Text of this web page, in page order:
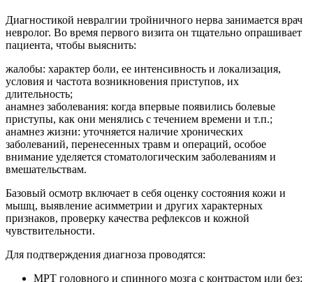
Диагностикой невралгии тройничного нерва занимается врач
невролог. Во время первого визита он тщательно опрашивает
пациента, чтобы выяснить:
жалобы: характер боли, ее интенсивность и локализация,
условия и частота возникновения приступов, их
длительность;
анамнез заболевания: когда впервые появились болевые
приступы, как они менялись с течением времени и т.п.;
анамнез жизни: уточняется наличие хронических
заболеваний, перенесенных травм и операций, особое
внимание уделяется стоматологическим заболеваниям и
вмешательствам.
Базовый осмотр включает в себя оценку состояния кожи и
мышц, выявление асимметрии и других характерных
признаков, проверку качества рефлексов и кожной
чувствительности.
Для подтверждения диагноза проводятся:
МРТ головного и спинного мозга с контрастом или без: